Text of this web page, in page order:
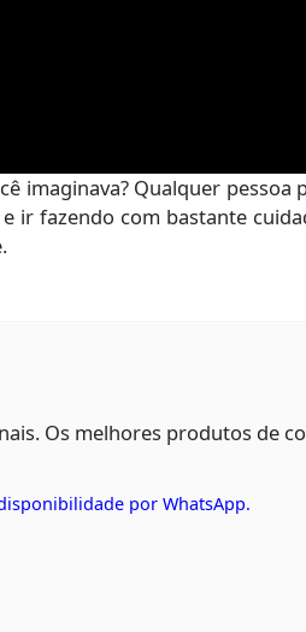
imaginava? Qualquer
ir fazendo com bastante
Os melhores produtos de
por WhatsApp.